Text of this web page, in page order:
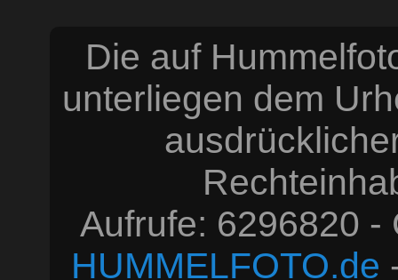
Die auf
unterliegen dem
Aufrufe: 6296820
HUMMELFOTO.de